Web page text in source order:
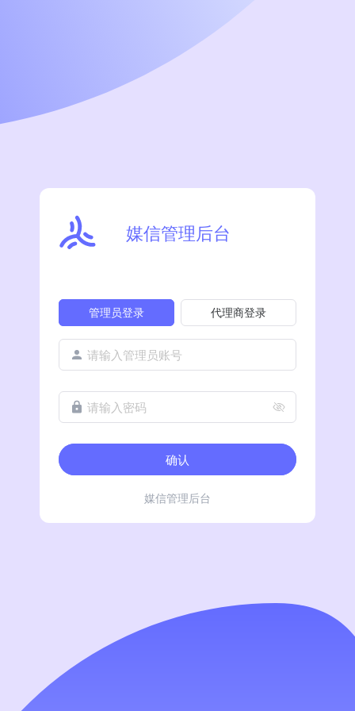
媒信管理后台
管理员登录 代理商登录
请输入管理员账号
请输入密码
确认
媒信管理后台